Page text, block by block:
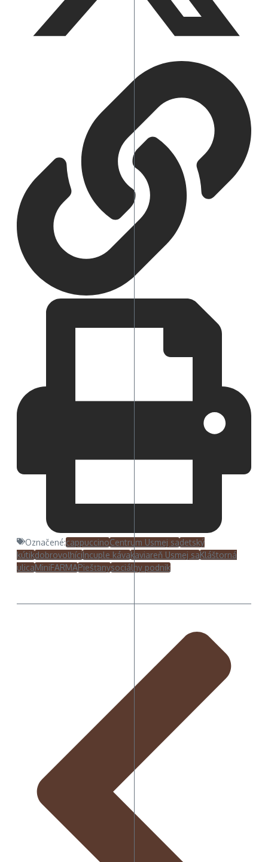
Označené:cappuccinoCentrum Usmej sadetský
kútikdobrovoľníciIncuple kávakaviareň Usmej saKláštorná
ulicaMiniFARMAPiešťanysociálny podnik